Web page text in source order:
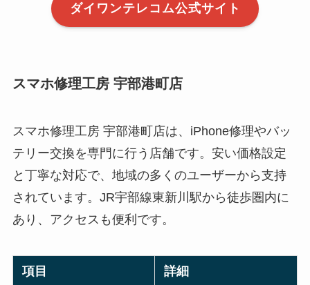
ダイワンテレコム公式サイト
スマホ修理工房 宇部港町店
スマホ修理工房 宇部港町店は、iPhone修理やバッ
テリー交換を専門に行う店舗です。安い価格設定
と丁寧な対応で、地域の多くのユーザーから支持
されています。JR宇部線東新川駅から徒歩圏内に
あり、アクセスも便利です。
項目 詳細